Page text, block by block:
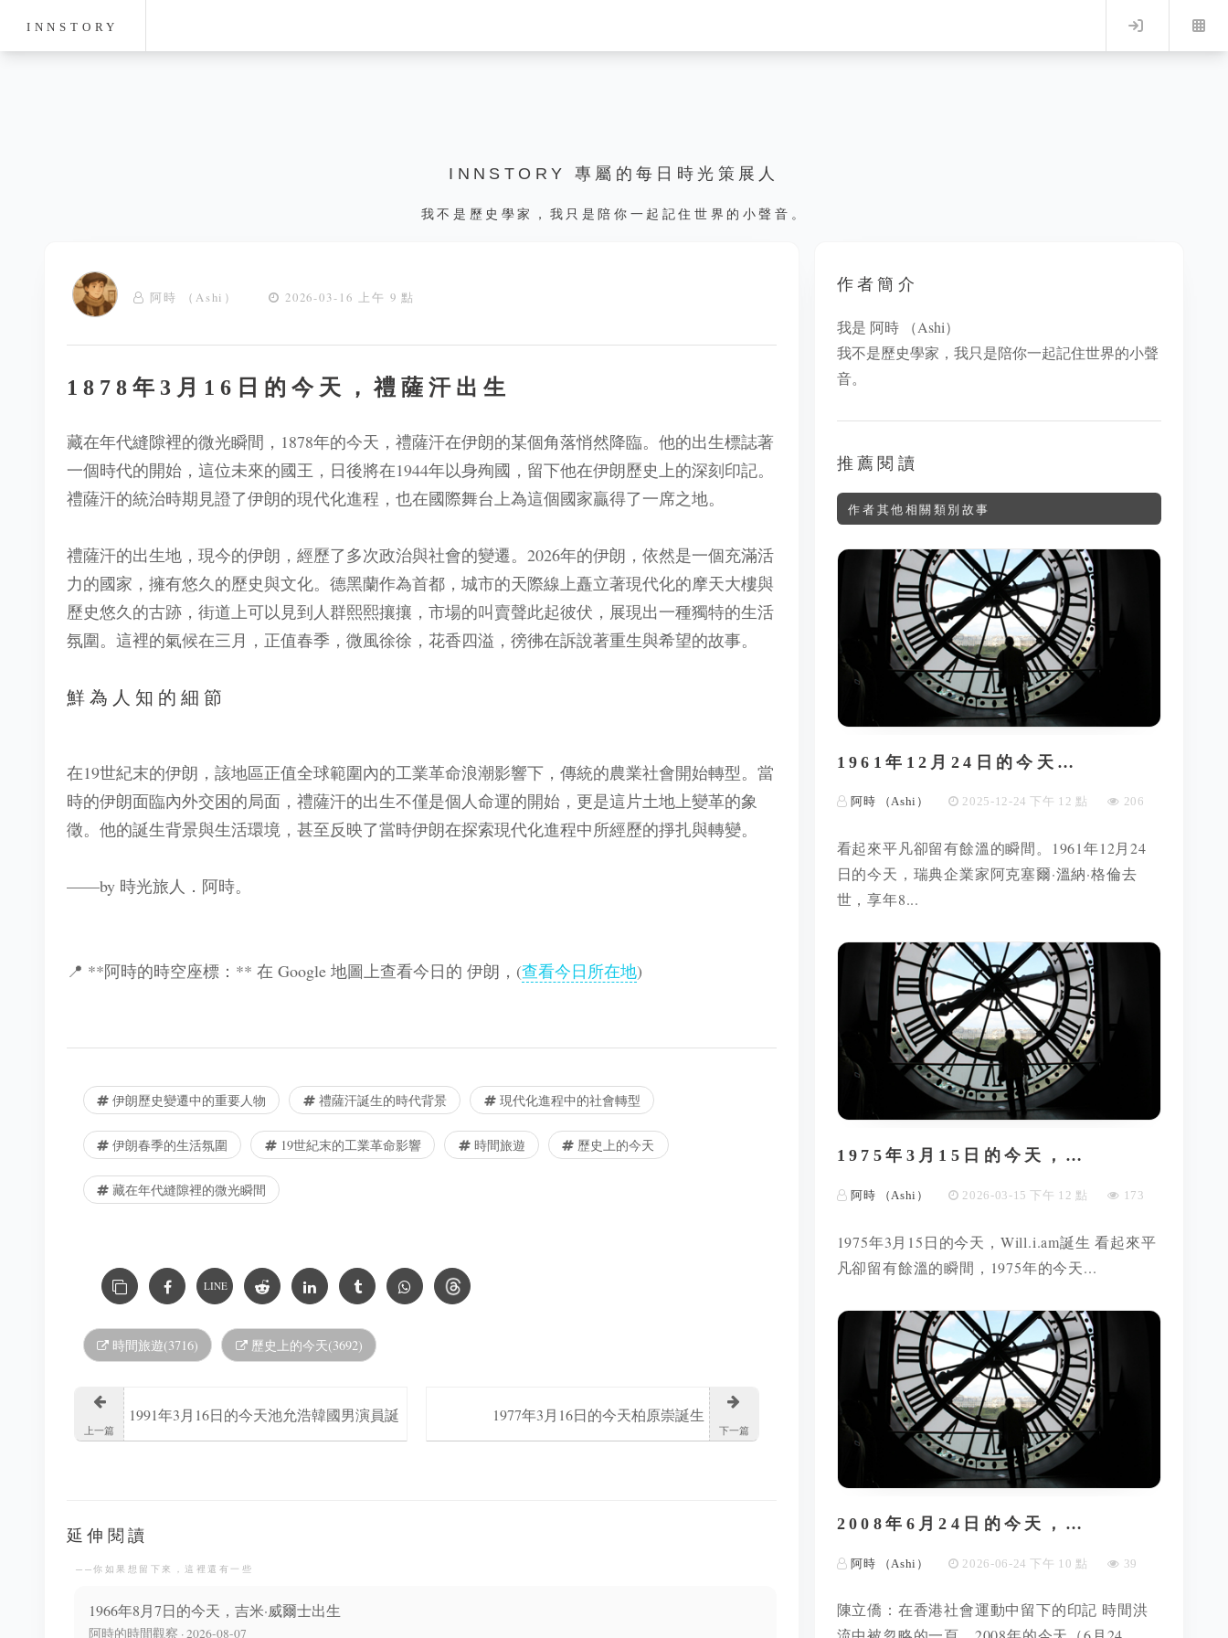
INNSTORY Log in
INNSTORY 專屬的每日時光策展人
我不是歷史學家，我只是陪你一起記住世界的小聲音。
阿時 （Ashi） 2026-03-16 上午 9 點
1878年3月16日的今天，禮薩汗出生
藏在年代縫隙裡的微光瞬間，1878年的今天，禮薩汗在伊朗的某個角落悄然降臨。他的出生標誌著
一個時代的開始，這位未來的國王，日後將在1944年以身殉國，留下他在伊朗歷史上的深刻印記。
禮薩汗的統治時期見證了伊朗的現代化進程，也在國際舞台上為這個國家贏得了一席之地。
禮薩汗的出生地，現今的伊朗，經歷了多次政治與社會的變遷。2026年的伊朗，依然是一個充滿活
力的國家，擁有悠久的歷史與文化。德黑蘭作為首都，城市的天際線上矗立著現代化的摩天大樓與
歷史悠久的古跡，街道上可以見到人群熙熙攘攘，市場的叫賣聲此起彼伏，展現出一種獨特的生活
氛圍。這裡的氣候在三月，正值春季，微風徐徐，花香四溢，徬彿在訴說著重生與希望的故事。
鮮為人知的細節
在19世紀末的伊朗，該地區正值全球範圍內的工業革命浪潮影響下，傳統的農業社會開始轉型。當
時的伊朗面臨內外交困的局面，禮薩汗的出生不僅是個人命運的開始，更是這片土地上變革的象
徵。他的誕生背景與生活環境，甚至反映了當時伊朗在探索現代化進程中所經歷的掙扎與轉變。
——by 時光旅人．阿時。
📍 **阿時的時空座標：** 在 Google 地圖上查看今日的 伊朗，(查看今日所在地)
伊朗歷史變遷中的重要人物 禮薩汗誕生的時代背景 現代化進程中的社會轉型
伊朗春季的生活氛圍 19世紀末的工業革命影響 時間旅遊 歷史上的今天
藏在年代縫隙裡的微光瞬間
LINE
時間旅遊(3716) 歷史上的今天(3692)
上一篇
1991年3月16日的今天池允浩韓國男演員誕
下一篇
1977年3月16日的今天柏原崇誕生
延伸閱讀
──你如果想留下來，這裡還有一些
1966年8月7日的今天，吉米·威爾士出生
阿時的時間觀察 · 2026-08-07
作者簡介
我是 阿時 （Ashi）
我不是歷史學家，我只是陪你一起記住世界的小聲
音。
推薦閱讀
作者其他相關類別故事
1961年12月24日的今天…
阿時 （Ashi） 2025-12-24 下午 12 點 206
看起來平凡卻留有餘溫的瞬間。1961年12月24
日的今天，瑞典企業家阿克塞爾·溫納·格倫去
世，享年8...
1975年3月15日的今天，…
阿時 （Ashi） 2026-03-15 下午 12 點 173
1975年3月15日的今天，Will.i.am誕生 看起來平
凡卻留有餘溫的瞬間，1975年的今天...
2008年6月24日的今天，…
阿時 （Ashi） 2026-06-24 下午 10 點 39
陳立僑：在香港社會運動中留下的印記 時間洪